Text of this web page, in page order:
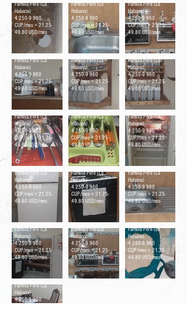
Familia Peré (La
Habana)
4 250-9 960
CUP/mes = 21.25-
49.80 USD/mes
Familia Peré (La
Habana)
4 250-9 960
CUP/mes = 21.25-
49.80 USD/mes
Familia Peré (La
Habana)
4 250-9 960
CUP/mes = 21.25-
49.80 USD/mes
Batidora, procesador
de alimentos y cafetera
eléctrica
Familia Peré (La
Habana)
4 250-9 960
CUP/mes = 21.25-
49.80 USD/mes
Vajilla y vasos
Familia Peré (La
Habana)
4 250-9 960
CUP/mes = 21.25-
49.80 USD/mes
Vajilla y vasos
Familia Peré (La
Habana)
4 250-9 960
CUP/mes = 21.25-
49.80 USD/mes
Familia Peré (La
Habana)
4 250-9 960
CUP/mes = 21.25-
49.80 USD/mes
Set de cubiertos
Familia Peré (La
Habana)
4 250-9 960
CUP/mes = 21.25-
49.80 USD/mes
Refrigerador abierto
Familia Peré (La
Habana)
4 250-9 960
CUP/mes = 21.25-
49.80 USD/mes
Refrigerador cerrado
Familia Peré (La
Habana)
4 250-9 960
CUP/mes = 21.25-
49.80 USD/mes
Estufa
Familia Peré (La
Habana)
4 250-9 960
CUP/mes = 21.25-
49.80 USD/mes
Fregadero
Familia Peré (La
Habana)
4 250-9 960
CUP/mes = 21.25-
49.80 USD/mes
Familia Peré (La
Habana)
4 250-9 960
CUP/mes = 21.25-
49.80 USD/mes
Meseta
Familia Peré (La
Habana)
4 250-9 960
CUP/mes = 21.25-
49.80 USD/mes
Familia Peré (La
Habana)
4 250-9 960
CUP/mes = 21.25-
49.80 USD/mes
Comedor
Familia Peré (La
Habana)
4 250-9 960